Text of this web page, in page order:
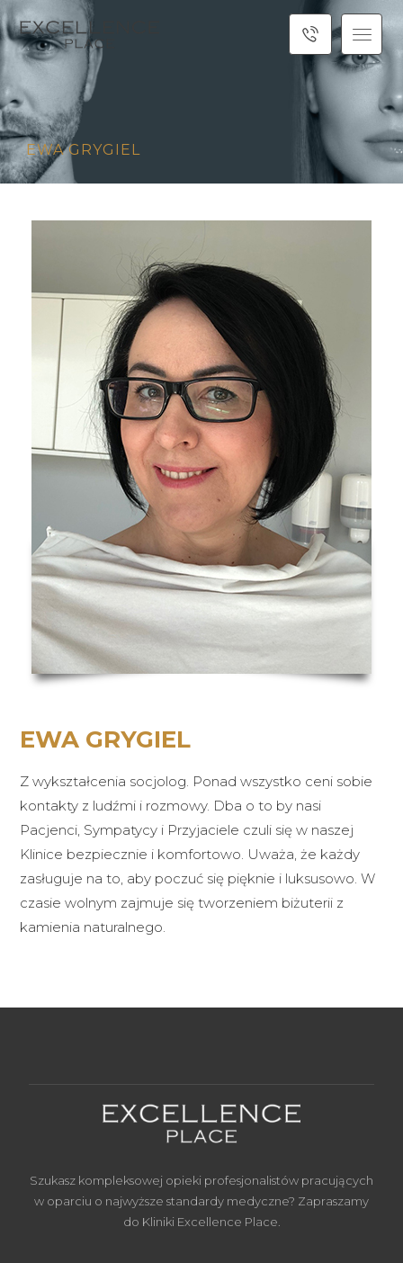
EWA GRYGIEL
EWA GRYGIEL
Z wykształcenia socjolog. Ponad wszystko ceni sobie
kontakty z ludźmi i rozmowy. Dba o to by nasi
Pacjenci, Sympatycy i Przyjaciele czuli się w naszej
Klinice bezpiecznie i komfortowo. Uważa, że każdy
zasługuje na to, aby poczuć się pięknie i luksusowo. W
czasie wolnym zajmuje się tworzeniem biżuterii z
kamienia naturalnego.
Szukasz kompleksowej opieki profesjonalistów pracujących
w oparciu o najwyższe standardy medyczne? Zapraszamy
do Kliniki Excellence Place.